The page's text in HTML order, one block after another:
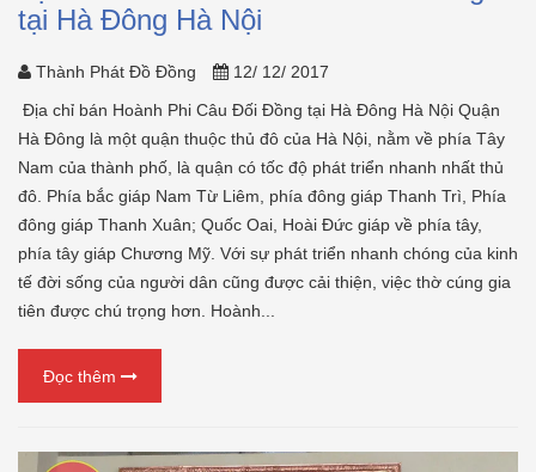
tại Hà Đông Hà Nội
Thành Phát Đồ Đồng
12/ 12/ 2017
Địa chỉ bán Hoành Phi Câu Đối Đồng tại Hà Đông Hà Nội Quận
Hà Đông là một quận thuộc thủ đô của Hà Nội, nằm về phía Tây
Nam của thành phố, là quận có tốc độ phát triển nhanh nhất thủ
đô. Phía bắc giáp Nam Từ Liêm, phía đông giáp Thanh Trì, Phía
đông giáp Thanh Xuân; Quốc Oai, Hoài Đức giáp về phía tây,
phía tây giáp Chương Mỹ. Với sự phát triển nhanh chóng của kinh
tế đời sống của người dân cũng được cải thiện, việc thờ cúng gia
tiên được chú trọng hơn. Hoành...
Đọc thêm